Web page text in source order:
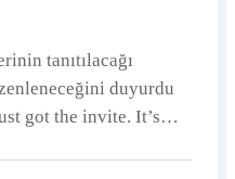
tanıtılacağı
duyurdu
got the invite. It’s